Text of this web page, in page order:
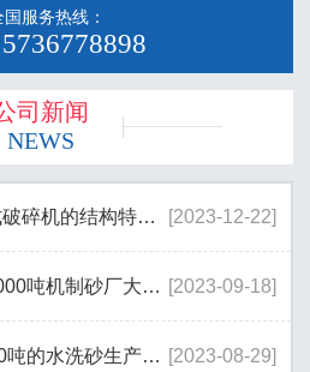
国服务热线：
司新闻
NEWS
[2023-12-22]
碎机的结构特点…
[2023-09-18]
吨机制砂厂大概…
[2023-08-29]
吨的水洗砂生产线…